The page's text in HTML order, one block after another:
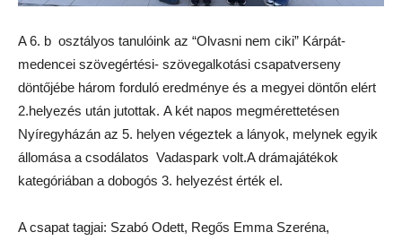
A 6. b osztályos tanulóink az “Olvasni nem ciki” Kárpát-
medencei szövegértési- szövegalkotási csapatverseny
döntőjébe három forduló eredménye és a megyei döntőn elért
2.helyezés után jutottak. A két napos megmérettetésen
Nyíregyházán az 5. helyen végeztek a lányok, melynek egyik
állomása a csodálatos Vadaspark volt.A drámajátékok
kategóriában a dobogós 3. helyezést érték el.
A csapat tagjai: Szabó Odett, Regős Emma Szeréna,